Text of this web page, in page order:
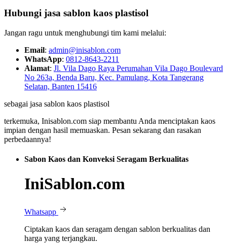
Hubungi jasa sablon kaos plastisol
Jangan ragu untuk menghubungi tim kami melalui:
Email: admin@inisablon.com
WhatsApp: 0812-8643-2211
Alamat: Jl. Vila Dago Raya Perumahan Vila Dago Boulevard
No 263a, Benda Baru, Kec. Pamulang, Kota Tangerang
Selatan, Banten 15416
sebagai jasa sablon kaos plastisol
terkemuka, Inisablon.com siap membantu Anda menciptakan kaos
impian dengan hasil memuaskan. Pesan sekarang dan rasakan
perbedaannya!
Sabon Kaos dan Konveksi Seragam Berkualitas
IniSablon.com
Whatsapp
Ciptakan kaos dan seragam dengan sablon berkualitas dan
harga yang terjangkau.